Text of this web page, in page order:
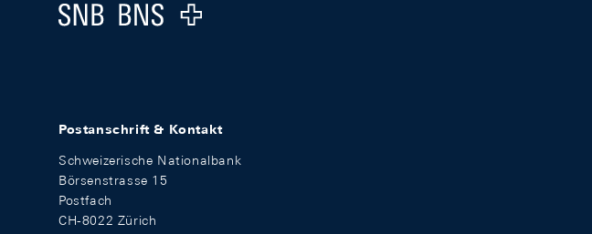
Logo
Postanschrift & Kontakt
Schweizerische Nationalbank
Börsenstrasse 15
Postfach
CH-8022 Zürich